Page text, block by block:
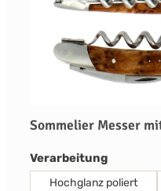
Sommelier Messer
Verarbeitung
Hochglanz poliert